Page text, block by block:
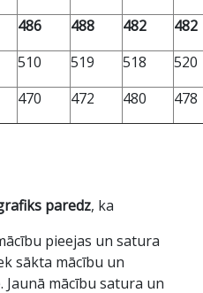
486 488 482
482
510 519 518
520
470 472 480 478
paredz, ka
pieejas un satura
sākta mācību un
mācību satura un